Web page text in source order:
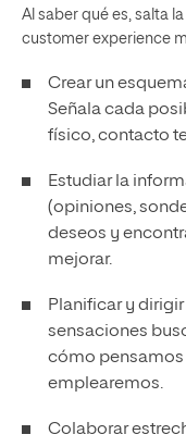
Al saber qué es, salta
customer experience
Crear un
Señala cada
físico, contacto
Estudiar la
(opiniones,
deseos y
mejorar.
Planificar y
sensaciones
cómo
emplearemos.
Colaborar